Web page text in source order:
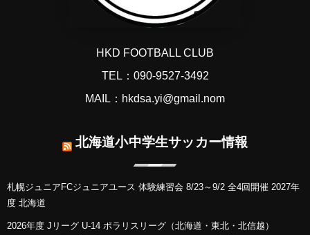
HKD FOOTBALL CLUB
TEL：090-9527-3492
MAIL：hkdsa.yi@gmail.nom
北海道小中学生サッカー情報
札幌ジュニアFCジュニアユース 体験練習会 8/23～9/2 全4回開催 2027年
度 北海道
2026年度 Jリーグ U-14 ポラリスリーグ（北海道・東北・北信越）